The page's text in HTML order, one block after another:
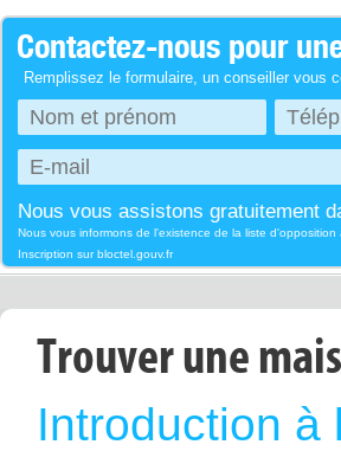
Contactez-nous pour
Remplissez le formulaire, un conseiller vous
Nous vous assistons gratuitement
Nous vous informons de l'existence de la liste d'opposition
Inscription sur bloctel.gouv.fr
Trouver une
Introduction à